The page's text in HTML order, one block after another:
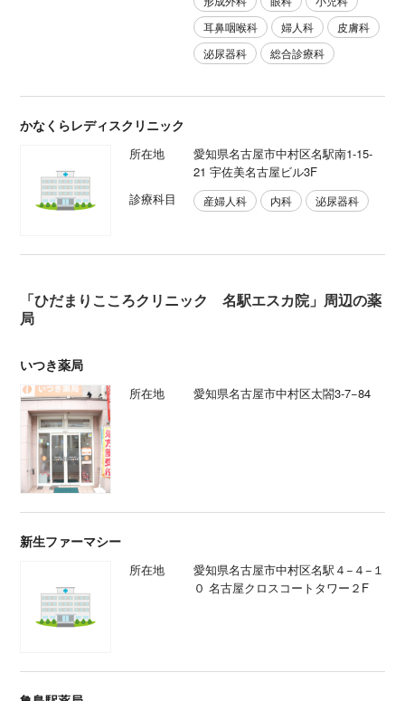
耳鼻咽喉科
婦人科
皮膚科
泌尿器科
総合診療科
かなくらレディスクリニック
所在地
愛知県名古屋市中村区名駅南1-15-
21 宇佐美名古屋ビル3F
診療科目
産婦人科 内科 泌尿器科
「ひだまりこころクリニック 名駅エスカ院」周辺の薬
局
いつき薬局
所在地 愛知県名古屋市中村区太閤3-7−84
新生ファーマシー
所在地
愛知県名古屋市中村区名駅４−４−１
０ 名古屋クロスコートタワー２F